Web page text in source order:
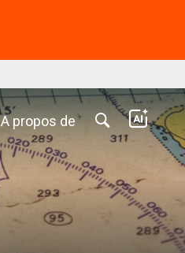
A propos de